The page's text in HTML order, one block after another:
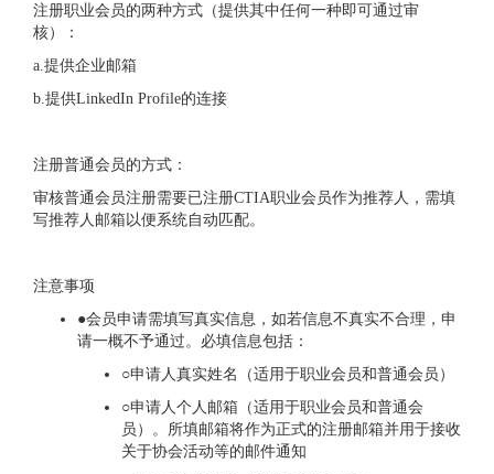
注册职业会员的两种方式（提供其中任何一种即可通过审
核）：
a.提供企业邮箱
b.提供LinkedIn Profile的连接
注册普通会员的方式：
审核普通会员注册需要已注册CTIA职业会员作为推荐人，需填
写推荐人邮箱以便系统自动匹配。
注意事项
●会员申请需填写真实信息，如若信息不真实不合理，申
请一概不予通过。必填信息包括：
○申请人真实姓名（适用于职业会员和普通会员）
○申请人个人邮箱（适用于职业会员和普通会
员）。所填邮箱将作为正式的注册邮箱并用于接收
关于协会活动等的邮件通知